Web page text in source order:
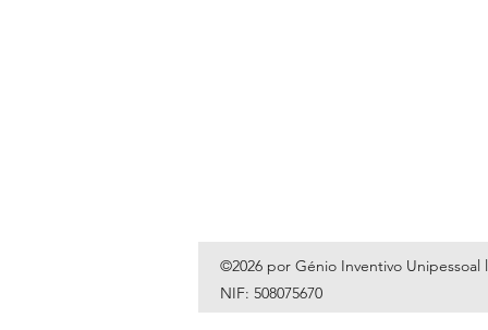
©2026 por Génio Inventivo Unipessoal
NIF: 508075670